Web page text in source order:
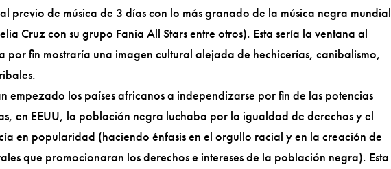
previo de música de 3 días con lo más granado de la música negra mundial
Cruz con su grupo Fania All Stars entre otros). Esta sería la ventana al
por fin mostraría una imagen cultural alejada de hechicerías, canibalismo,
empezado los países africanos a independizarse por fin de las potencias
en EEUU, la población negra luchaba por la igualdad de derechos y el
en popularidad (haciendo énfasis en el orgullo racial y en la creación de
que promocionaran los derechos e intereses de la población negra). Esta